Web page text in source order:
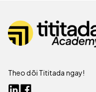
Theo dõi Tititada ngay!